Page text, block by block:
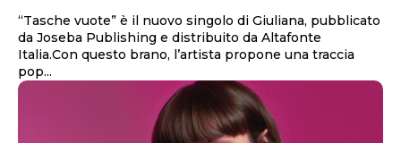
“Tasche vuote” è il nuovo singolo di Giuliana, pubblicato
da Joseba Publishing e distribuito da Altafonte
Italia.Con questo brano, l’artista propone una traccia
pop...